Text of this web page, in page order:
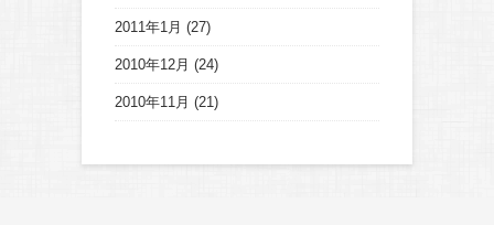
2011年1月 (27)
2010年12月 (24)
2010年11月 (21)